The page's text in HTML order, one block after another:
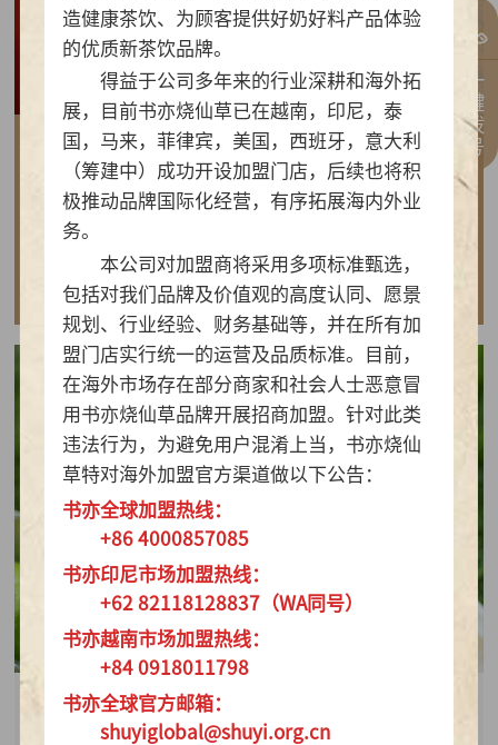
一键拨号
2026-07-30
做实亲民茶饮！书亦烧仙草以“有料品类之王”拿
下2026新茶饮TOP10
查看详情
2026-07-28
造健康茶饮、为顾客提供好奶好料产品体验
的优质新茶饮品牌。
得益于公司多年来的行业深耕和海外拓
展，目前书亦烧仙草已在越南，印尼，泰
国，马来，菲律宾，美国，西班牙，意大利
（筹建中）成功开设加盟门店，后续也将积
极推动品牌国际化经营，有序拓展海内外业
务。
本公司对加盟商将采用多项标准甄选，
包括对我们品牌及价值观的高度认同、愿景
规划、行业经验、财务基础等，并在所有加
盟门店实行统一的运营及品质标准。目前，
在海外市场存在部分商家和社会人士恶意冒
用书亦烧仙草品牌开展招商加盟。针对此类
违法行为，为避免用户混淆上当，书亦烧仙
草特对海外加盟官方渠道做以下公告：
书亦全球加盟热线：
+86 4000857085
书亦印尼市场加盟热线：
+62 82118128837（WA同号）
书亦越南市场加盟热线：
+84 0918011798
书亦全球官方邮箱：
shuyiglobal@shuyi.org.cn